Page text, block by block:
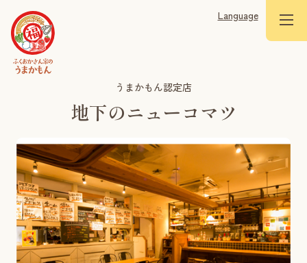
Language
うまかもん認定店
地下のニューコマツ